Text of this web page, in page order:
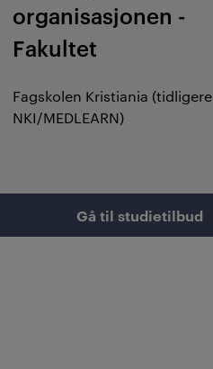
organisasjonen -
Fakultet
Fagskolen Kristiania (tidligere
NKI/MEDLEARN)
Gå til studietilbud